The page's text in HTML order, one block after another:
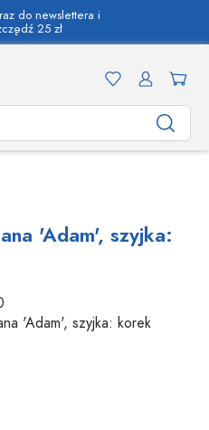
do newslettera i
25 zł
'Adam', szyjka: